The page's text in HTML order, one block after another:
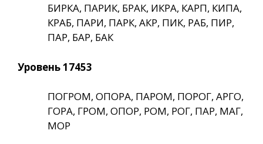
БИРКА, ПАРИК, БРАК, ИКРА, КАРП, КИПА,
КРАБ, ПАРИ, ПАРК, АКР, ПИК, РАБ, ПИР,
ПАР, БАР, БАК
Уровень 17453
ПОГРОМ, ОПОРА, ПАРОМ, ПОРОГ, АРГО,
ГОРА, ГРОМ, ОПОР, РОМ, РОГ, ПАР, МАГ,
МОР